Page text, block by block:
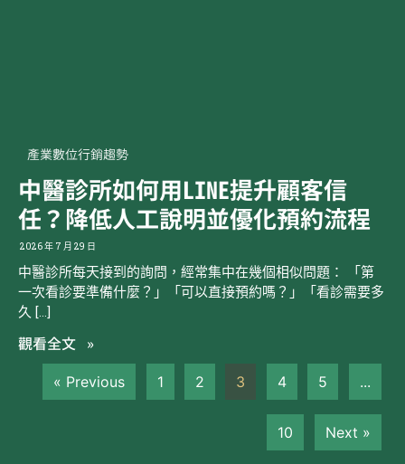
產業數位行銷趨勢
中醫診所如何用LINE提升顧客信
任？降低人工說明並優化預約流程
2026 年 7 月 29 日
中醫診所每天接到的詢問，經常集中在幾個相似問題： 「第
一次看診要準備什麼？」「可以直接預約嗎？」「看診需要多
久 […]
觀看全文 »
« Previous 1 2 3 4 5 ...
10 Next »